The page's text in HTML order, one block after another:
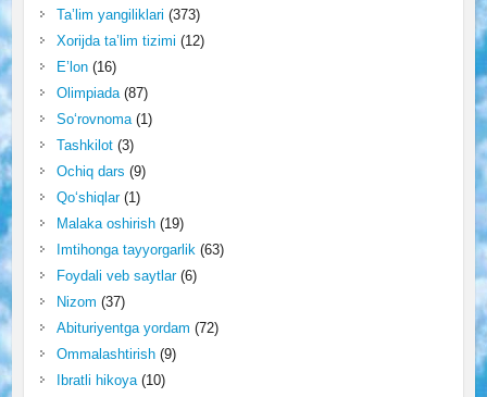
Ta’lim yangiliklari (373)
Xorijda ta’lim tizimi (12)
E’lon(16)
Olimpiada(87)
So‘rovnoma(1)
Tashkilot(3)
Ochiq dars (9)
Qo‘shiqlar(1)
Malaka oshirish(19)
Imtihonga tayyorgarlik(63)
Foydali veb saytlar(6)
Nizom (37)
Abituriyentga yordam (72)
Ommalashtirish(9)
Ibratli hikoya(10)